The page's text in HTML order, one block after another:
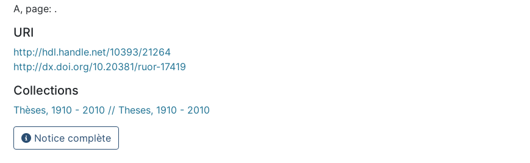
A, page: .
URI
http://hdl.handle.net/10393/21264
http://dx.doi.org/10.20381/ruor-17419
Collections
Thèses, 1910 - 2010 // Theses, 1910 - 2010
Notice complète